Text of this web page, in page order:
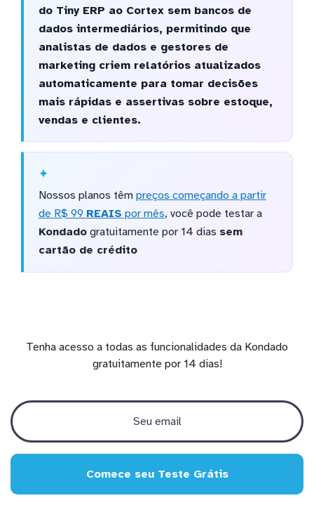
do Tiny ERP ao Cortex sem bancos de
dados intermediários, permitindo que
analistas de dados e gestores de
marketing criem relatórios atualizados
automaticamente para tomar decisões
mais rápidas e assertivas sobre estoque,
vendas e clientes.
Nossos planos têm preços começando a partir
de R$ 99 REAIS por mês, você pode testar a
Kondadogratuitamente por 14 dias sem
cartão de crédito
Tenha acesso a todas as funcionalidades da Kondado
gratuitamente por 14 dias!
Comece seu Teste Grátis